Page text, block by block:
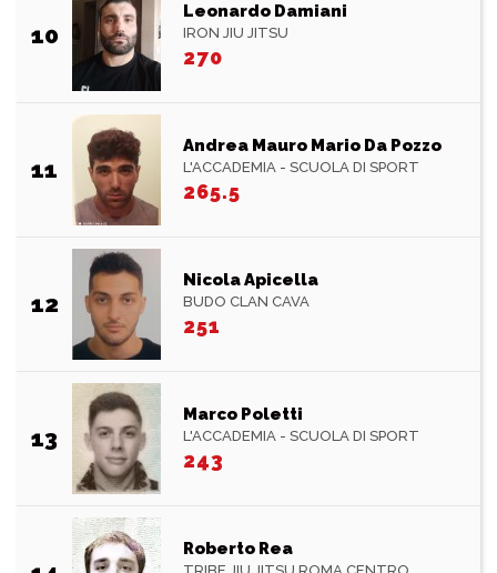
10
Leonardo Damiani
IRON JIU JITSU
270
11
Andrea Mauro Mario Da Pozzo
L'ACCADEMIA - SCUOLA DI SPORT
265.5
12
Nicola Apicella
BUDO CLAN CAVA
251
13
Marco Poletti
L'ACCADEMIA - SCUOLA DI SPORT
243
Roberto Rea